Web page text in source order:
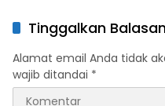
Program Rumah Layak Huni
dan Konsolidasi
Tinggalkan
Alamat email Anda tidak
wajib ditandai *